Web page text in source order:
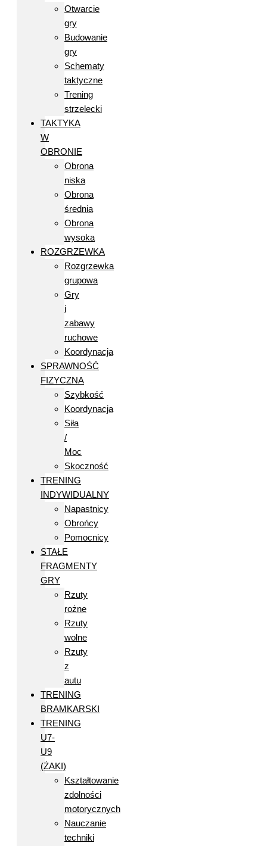
Otwarcie
gry
Budowanie
gry
Schematy
taktyczne
Trening
strzelecki
TAKTYKA
W
OBRONIE
Obrona
niska
Obrona
średnia
Obrona
wysoka
ROZGRZEWKA
Rozgrzewka
grupowa
Gry
i
zabawy
ruchowe
Koordynacja
SPRAWNOŚĆ
FIZYCZNA
Szybkość
Koordynacja
Siła
/
Moc
Skoczność
TRENING
INDYWIDUALNY
Napastnicy
Obrońcy
Pomocnicy
STAŁE
FRAGMENTY
GRY
Rzuty
rożne
Rzuty
wolne
Rzuty
z
autu
TRENING
BRAMKARSKI
TRENING
U7-
U9
(ŻAKI)
Kształtowanie
zdolności
motorycznych
Nauczanie
techniki